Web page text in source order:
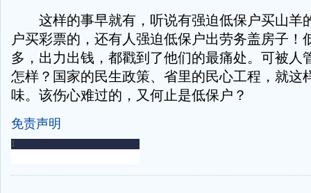
这样的事早就有，听说有强迫低保户买山羊
户买彩票的，还有人强迫低保户出劳务盖房子！
多，出力出钱，都戳到了他们的最痛处。可被人
怎样？国家的民生政策、省里的民心工程，就这
味。该伤心难过的，又何止是低保户？
免责声明
-